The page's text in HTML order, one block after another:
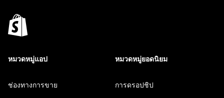
หมวดหมู่แอป
ช่องทางการขาย
หมวดหมู่ยอดนิยม
การดรอปชิป